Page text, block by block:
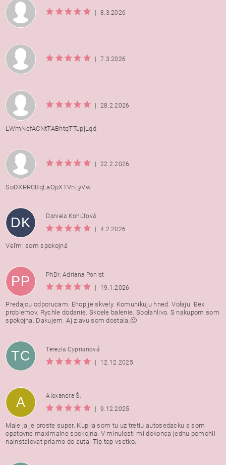
8.3.2026
7.3.2026
28.2.2026
LWmNcfACNtTABhtqTTJpjLqd
22.2.2026
SoDXRRCBqLaOpXTVnLyVw
DK
Daniela Kohútová
4.2.2026
Veľmi som spokojná
PP
PhDr. Adriana Ponist
19.1.2026
Predajcu odporucam. Ehop je skvely. Komunikuju hned. Volaju. Bex
problemov. Rychle dodanie. Skcele balenie. Spolahlivo. S nakupom som
spokojna. Dakujem. Aj zlavu som dostala.🙂
TC
Terezia Cyprianová
12.12.2025
A
Alexandra Š.
9.12.2025
Male ja je proste super. Kupila som tu uz tretiu autosedacku a som
opatovne maximalne spokojna. V minulosti mi dokonca jednu pomohli
nainstalovat priamo do auta. Tip top vsetko.